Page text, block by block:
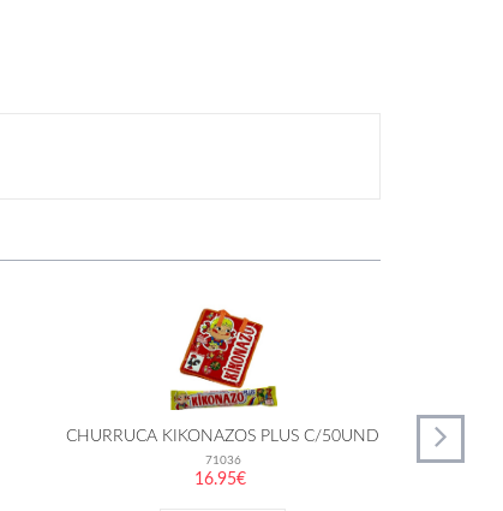
CHURRUCA KIKONAZOS PLUS C/50UND
71036
16.95€